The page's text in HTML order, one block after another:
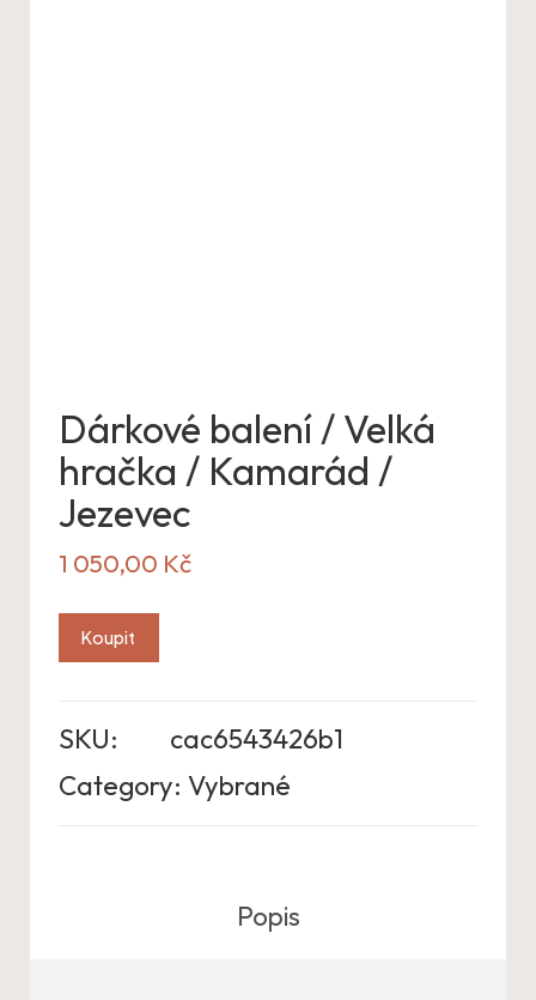
Dárkové balení / Velká
hračka / Kamarád /
Jezevec
1 050,00 Kč
Koupit
SKU:
cac6543426b1
Category: Vybrané
Popis